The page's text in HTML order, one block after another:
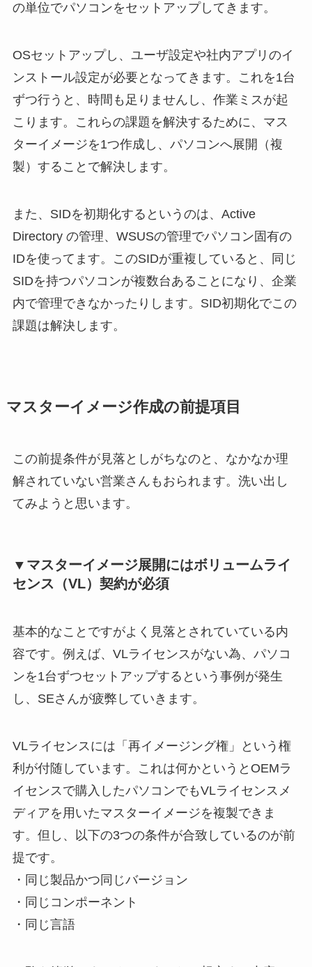
の単位でパソコンをセットアップしてきます。
OSセットアップし、ユーザ設定や社内アプリのイ
ンストール設定が必要となってきます。これを1台
ずつ行うと、時間も足りませんし、作業ミスが起
こります。これらの課題を解決するために、マス
ターイメージを1つ作成し、パソコンへ展開（複
製）することで解決します。
また、SIDを初期化するというのは、Active
Directory の管理、WSUSの管理でパソコン固有の
IDを使ってます。このSIDが重複していると、同じ
SIDを持つパソコンが複数台あることになり、企業
内で管理できなかったりします。SID初期化でこの
課題は解決します。
マスターイメージ作成の前提項目
この前提条件が見落としがちなのと、なかなか理
解されていない営業さんもおられます。洗い出し
てみようと思います。
▼マスターイメージ展開にはボリュームライ
センス（VL）契約が必須
基本的なことですがよく見落とされていている内
容です。例えば、VLライセンスがない為、パソコ
ンを1台ずつセットアップするという事例が発生
し、SEさんが疲弊していきます。
VLライセンスには「再イメージング権」という権
利が付随しています。これは何かというとOEMラ
イセンスで購入したパソコンでもVLライセンスメ
ディアを用いたマスターイメージを複製できま
す。但し、以下の3つの条件が合致しているのが前
提です。
・同じ製品かつ同じバージョン
・同じコンポーネント
・同じ言語